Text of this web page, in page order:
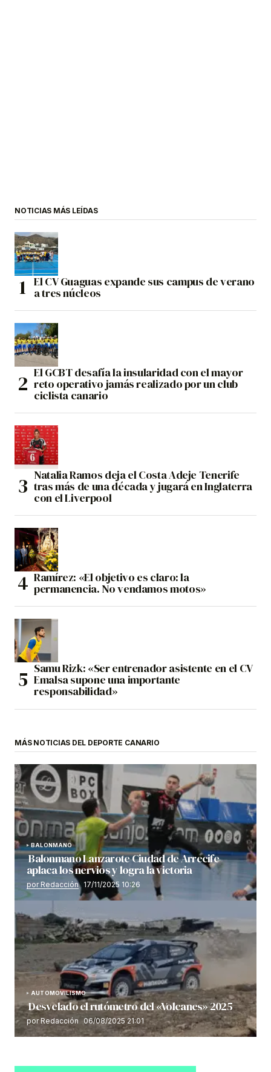
NOTICIAS MÁS LEÍDAS
El CV Guaguas expande sus campus de verano
a tres núcleos
El GCBT desafía la insularidad con el mayor
reto operativo jamás realizado por un club
ciclista canario
Natalia Ramos deja el Costa Adeje Tenerife
tras más de una década y jugará en Inglaterra
con el Liverpool
Ramírez: «El objetivo es claro: la
permanencia. No vendamos motos»
Samu Rizk: «Ser entrenador asistente en el CV
Emalsa supone una importante
responsabilidad»
MÁS NOTICIAS DEL DEPORTE CANARIO
BALONMANO
Balonmano Lanzarote Ciudad de Arrecife
aplaca los nervios y logra la victoria
por Redacción 17/11/2025 10:26
AUTOMOVILISMO
Desvelado el rutómetro del «Volcanes» 2025
por Redacción 06/08/2025 21:01